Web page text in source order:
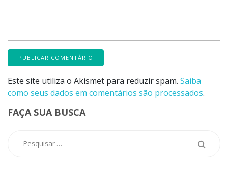
Este site utiliza o Akismet para reduzir spam. Saiba
como seus dados em comentários são processados.
FAÇA SUA BUSCA